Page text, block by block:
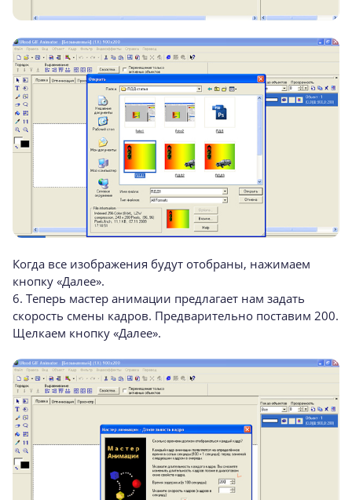
Когда все изображения будут отобраны, нажимаем
кнопку «Далее».
6. Теперь мастер анимации предлагает нам задать
скорость смены кадров. Предварительно поставим 200.
Щелкаем кнопку «Далее».